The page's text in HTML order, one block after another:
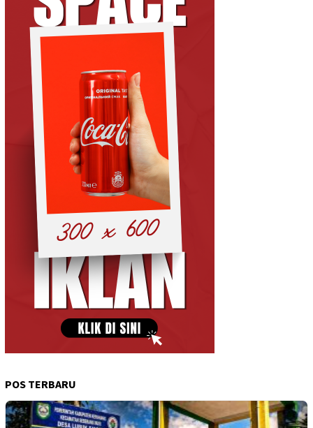
POS TERBARU